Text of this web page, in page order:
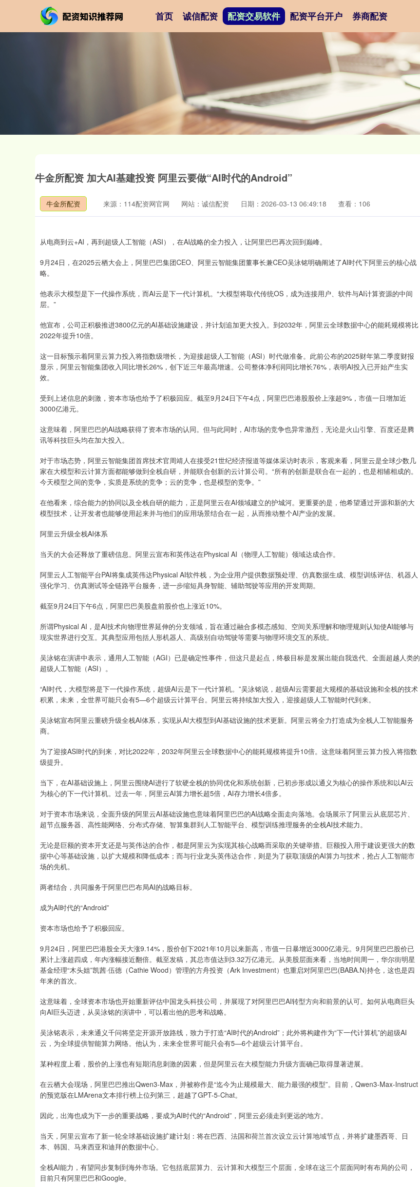
首页 诚信配资 配资交易软件 配资平台开户 券商配资
牛金所配资 加大AI基建投资 阿里云要做“AI时代的Android”
牛金所配资 来源：114配资网官网 网站：诚信配资 日期：2026-03-13 06:49:18 查看：106
从电商到云+AI，再到超级人工智能（ASI），在AI战略的全力投入，让阿里巴巴再次回到巅峰。
9月24日，在2025云栖大会上，阿里巴巴集团CEO、阿里云智能集团董事长兼CEO吴泳铭明确阐述了AI时代下阿里云的核心战
略。
他表示大模型是下一代操作系统，而AI云是下一代计算机。“大模型将取代传统OS，成为连接用户、软件与AI计算资源的中间
层。”
他宣布，公司正积极推进3800亿元的AI基础设施建设，并计划追加更大投入。到2032年，阿里云全球数据中心的能耗规模将比
2022年提升10倍。
这一目标预示着阿里云算力投入将指数级增长，为迎接超级人工智能（ASI）时代做准备。此前公布的2025财年第二季度财报
显示，阿里云智能集团收入同比增长26%，创下近三年最高增速。公司整体净利润同比增长76%，表明AI投入已开始产生实
效。
受到上述信息的刺激，资本市场也给予了积极回应。截至9月24日下午4点，阿里巴巴港股股价上涨超9%，市值一日增加近
3000亿港元。
这意味着，阿里巴巴的AI战略获得了资本市场的认同。但与此同时，AI市场的竞争也异常激烈，无论是火山引擎、百度还是腾
讯等科技巨头均在加大投入。
对于市场态势，阿里云智能集团首席技术官周靖人在接受21世纪经济报道等媒体采访时表示，客观来看，阿里云是全球少数几
家在大模型和云计算方面都能够做到全栈自研，并能联合创新的云计算公司。“所有的创新是联合在一起的，也是相辅相成的。
今天模型之间的竞争，实质是系统的竞争；云的竞争，也是模型的竞争。”
在他看来，综合能力的协同以及全栈自研的能力，正是阿里云在AI领域建立的护城河。更重要的是，他希望通过开源和新的大
模型技术，让开发者也能够使用起来并与他们的应用场景结合在一起，从而推动整个AI产业的发展。
阿里云升级全栈AI体系
当天的大会还释放了重磅信息。阿里云宣布和英伟达在Physical AI（物理人工智能）领域达成合作。
阿里云人工智能平台PAI将集成英伟达Physical AI软件栈，为企业用户提供数据预处理、仿真数据生成、模型训练评估、机器人
强化学习、仿真测试等全链路平台服务，进一步缩短具身智能、辅助驾驶等应用的开发周期。
截至9月24日下午6点，阿里巴巴美股盘前股价也上涨近10%。
所谓Physical AI，是AI技术向物理世界延伸的分支领域，旨在通过融合多模态感知、空间关系理解和物理规则认知使AI能够与
现实世界进行交互。其典型应用包括人形机器人、高级别自动驾驶等需要与物理环境交互的系统。
吴泳铭在演讲中表示，通用人工智能（AGI）已是确定性事件，但这只是起点，终极目标是发展出能自我迭代、全面超越人类的
超级人工智能（ASI）。
“AI时代，大模型将是下一代操作系统，超级AI云是下一代计算机。”吴泳铭说，超级AI云需要超大规模的基础设施和全栈的技术
积累，未来，全世界可能只会有5—6个超级云计算平台。阿里云将持续加大投入，迎接超级人工智能时代到来。
吴泳铭宣布阿里云重磅升级全栈AI体系，实现从AI大模型到AI基础设施的技术更新。阿里云将全力打造成为全栈人工智能服务
商。
为了迎接ASI时代的到来，对比2022年，2032年阿里云全球数据中心的能耗规模将提升10倍。这意味着阿里云算力投入将指数
级提升。
当下，在AI基础设施上，阿里云围绕AI进行了软硬全栈的协同优化和系统创新，已初步形成以通义为核心的操作系统和以AI云
为核心的下一代计算机。过去一年，阿里云AI算力增长超5倍，AI存力增长4倍多。
对于资本市场来说，全面升级的阿里云AI基础设施也意味着阿里巴巴的AI战略全面走向落地。会场展示了阿里云从底层芯片、
超节点服务器、高性能网络、分布式存储、智算集群到人工智能平台、模型训练推理服务的全栈AI技术能力。
无论是巨额的资本开支还是与英伟达的合作，都是阿里云为实现其核心战略而采取的关键举措。巨额投入用于建设更强大的数
据中心等基础设施，以扩大规模和降低成本；而与行业龙头英伟达合作，则是为了获取顶级的AI算力与技术，抢占人工智能市
场的先机。
两者结合，共同服务于阿里巴巴布局AI的战略目标。
成为AI时代的“Android”
资本市场也给予了积极回应。
9月24日，阿里巴巴港股全天大涨9.14%，股价创下2021年10月以来新高，市值一日暴增近3000亿港元。9月阿里巴巴股价已
累计上涨超四成，年内涨幅接近翻倍。截至发稿，其总市值达到3.32万亿港元。从美股层面来看，当地时间周一，华尔街明星
基金经理“木头姐”凯茜·伍德（Cathie Wood）管理的方舟投资（Ark Investment）也重启对阿里巴巴(BABA.N)持仓，这也是四
年来的首次。
这意味着，全球资本市场也开始重新评估中国龙头科技公司，并展现了对阿里巴巴AI转型方向和前景的认可。如何从电商巨头
向AI巨头迈进，从吴泳铭的演讲中，可以看出他的思考和战略。
吴泳铭表示，未来通义千问将坚定开源开放路线，致力于打造“AI时代的Android”；此外将构建作为“下一代计算机”的超级AI
云，为全球提供智能算力网络。他认为，未来全世界可能只会有5—6个超级云计算平台。
某种程度上看，股价的上涨也有短期消息刺激的因素，但是阿里云在大模型能力升级方面确已取得显著进展。
在云栖大会现场，阿里巴巴推出Qwen3-Max，并被称作是“迄今为止规模最大、能力最强的模型”。目前，Qwen3-Max-Instruct
的预览版在LMArena文本排行榜上位列第三，超越了GPT-5-Chat。
因此，出海也成为下一步的重要战略，要成为AI时代的“Android”，阿里云必须走到更远的地方。
当天，阿里云宣布了新一轮全球基础设施扩建计划：将在巴西、法国和荷兰首次设立云计算地域节点，并将扩建墨西哥、日
本、韩国、马来西亚和迪拜的数据中心。
全栈AI能力，有望同步复制到海外市场。它包括底层算力、云计算和大模型三个层面，全球在这三个层面同时有布局的公司，
目前只有阿里巴巴和Google。
1.02% 深证成指 14311.01 200.89 1.42% 沪深300 4694.44 43.13 0.93%